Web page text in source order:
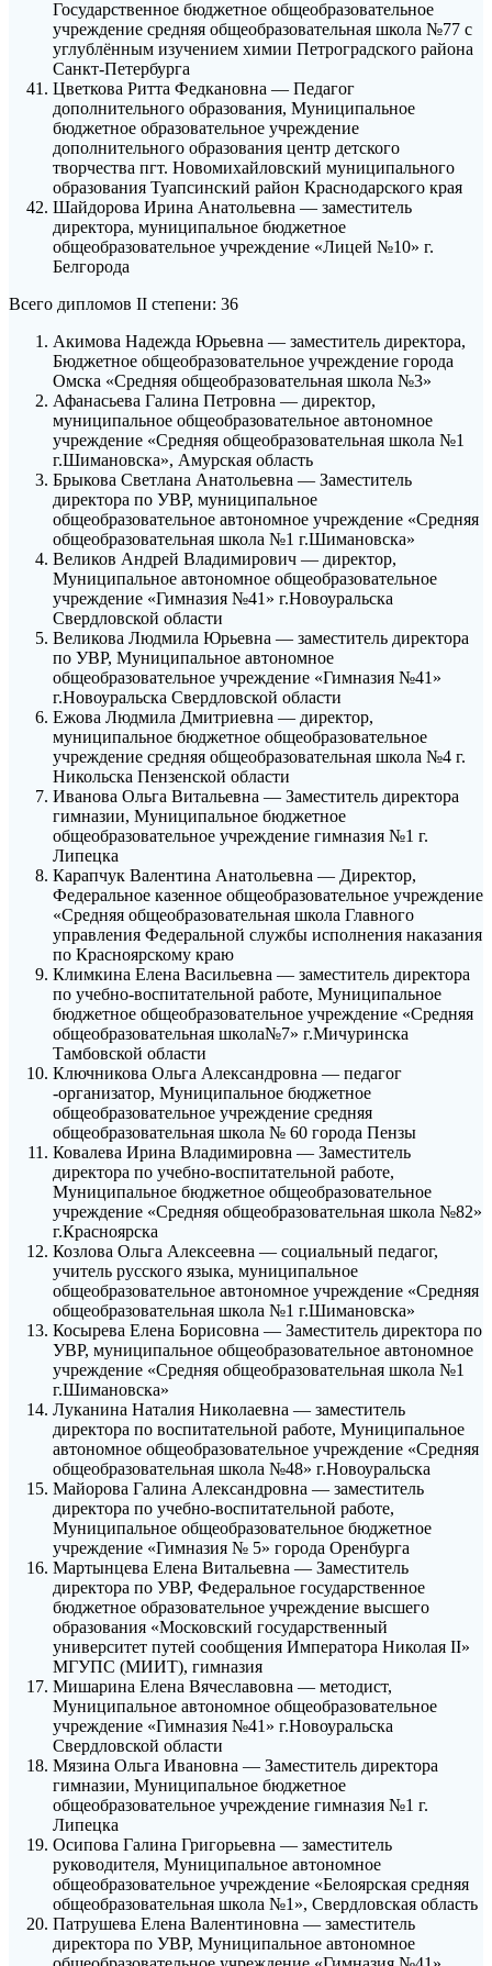
Государственное бюджетное общеобразовательное
учреждение средняя общеобразовательная школа №77 с
углублённым изучением химии Петроградского района
Санкт-Петербурга
Цветкова Ритта Федкановна — Педагог
дополнительного образования, Муниципальное
бюджетное образовательное учреждение
дополнительного образования центр детского
творчества пгт. Новомихайловский муниципального
образования Туапсинский район Краснодарского края
Шайдорова Ирина Анатольевна — заместитель
директора, муниципальное бюджетное
общеобразовательное учреждение «Лицей №10» г.
Белгорода
Всего дипломов II степени: 36
Акимова Надежда Юрьевна — заместитель директора,
Бюджетное общеобразовательное учреждение города
Омска «Средняя общеобразовательная школа №3»
Афанасьева Галина Петровна — директор,
муниципальное общеобразовательное автономное
учреждение «Средняя общеобразовательная школа №1
г.Шимановска», Амурская область
Брыкова Светлана Анатольевна — Заместитель
директора по УВР, муниципальное
общеобразовательное автономное учреждение «Средняя
общеобразовательная школа №1 г.Шимановска»
Великов Андрей Владимирович — директор,
Муниципальное автономное общеобразовательное
учреждение «Гимназия №41» г.Новоуральска
Свердловской области
Великова Людмила Юрьевна — заместитель директора
по УВР, Муниципальное автономное
общеобразовательное учреждение «Гимназия №41»
г.Новоуральска Свердловской области
Ежова Людмила Дмитриевна — директор,
муниципальное бюджетное общеобразовательное
учреждение средняя общеобразовательная школа №4 г.
Никольска Пензенской области
Иванова Ольга Витальевна — Заместитель директора
гимназии, Муниципальное бюджетное
общеобразовательное учреждение гимназия №1 г.
Липецка
Карапчук Валентина Анатольевна — Директор,
Федеральное казенное общеобразовательное учреждение
«Средняя общеобразовательная школа Главного
управления Федеральной службы исполнения наказания
по Красноярскому краю
Климкина Елена Васильевна — заместитель директора
по учебно-воспитательной работе, Муниципальное
бюджетное общеобразовательное учреждение «Средняя
общеобразовательная школа№7» г.Мичуринска
Тамбовской области
Ключникова Ольга Александровна — педагог
-организатор, Муниципальное бюджетное
общеобразовательное учреждение средняя
общеобразовательная школа № 60 города Пензы
Ковалева Ирина Владимировна — Заместитель
директора по учебно-воспитательной работе,
Муниципальное бюджетное общеобразовательное
учреждение «Средняя общеобразовательная школа №82»
г.Красноярска
Козлова Ольга Алексеевна — социальный педагог,
учитель русского языка, муниципальное
общеобразовательное автономное учреждение «Средняя
общеобразовательная школа №1 г.Шимановска»
Косырева Елена Борисовна — Заместитель директора по
УВР, муниципальное общеобразовательное автономное
учреждение «Средняя общеобразовательная школа №1
г.Шимановска»
Луканина Наталия Николаевна — заместитель
директора по воспитательной работе, Муниципальное
автономное общеобразовательное учреждение «Средняя
общеобразовательная школа №48» г.Новоуральска
Майорова Галина Александровна — заместитель
директора по учебно-воспитательной работе,
Муниципальное общеобразовательное бюджетное
учреждение «Гимназия № 5» города Оренбурга
Мартынцева Елена Витальевна — Заместитель
директора по УВР, Федеральное государственное
бюджетное образовательное учреждение высшего
образования «Московский государственный
университет путей сообщения Императора Николая II»
МГУПС (МИИТ), гимназия
Мишарина Елена Вячеславовна — методист,
Муниципальное автономное общеобразовательное
учреждение «Гимназия №41» г.Новоуральска
Свердловской области
Мязина Ольга Ивановна — Заместитель директора
гимназии, Муниципальное бюджетное
общеобразовательное учреждение гимназия №1 г.
Липецка
Осипова Галина Григорьевна — заместитель
руководителя, Муниципальное автономное
общеобразовательное учреждение «Белоярская средняя
общеобразовательная школа №1», Свердловская область
Патрушева Елена Валентиновна — заместитель
директора по УВР, Муниципальное автономное